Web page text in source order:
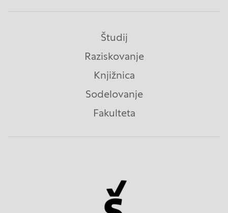
Študij
Raziskovanje
Knjižnica
Sodelovanje
Fakulteta
S temi piškotki štejemo obiske in izvor prometa,
da lahko merimo in izboljšamo učinkovitost
delovanja našega spletnega mesta. Z njimi
prepoznamo, katera mesta so najbolj in najmanj
priljubljena, in opazujemo, kako se obiskovalci
pomikajo po spletnem mestu. Podatki, ki jih
Piškotki za ciljno usmerjenost
Te piškotke nastavijo naši oglaševalski partnerji.